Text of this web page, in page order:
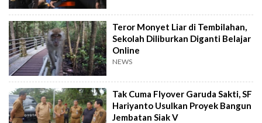
Teror Monyet Liar di Tembilahan,
Sekolah Diliburkan Diganti Belajar
Online
NEWS
Tak Cuma Flyover Garuda Sakti, SF
Hariyanto Usulkan Proyek Bangun
Jembatan Siak V